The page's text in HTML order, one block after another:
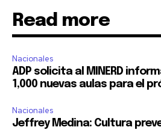
Read more
Nacionales
ADP solicita al MINERD
1,000 nuevas aulas para el
Nacionales
Jeffrey Medina: Cultura